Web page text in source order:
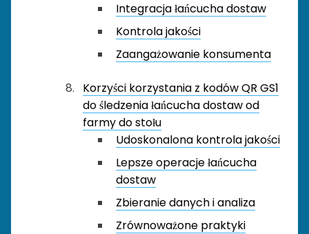
Integracja łańcucha dostaw
Kontrola jakości
Zaangażowanie konsumenta
Korzyści korzystania z kodów QR GS1
do śledzenia łańcucha dostaw od
farmy do stołu
Udoskonalona kontrola jakości
Lepsze operacje łańcucha
dostaw
Zbieranie danych i analiza
Zrównoważone praktyki